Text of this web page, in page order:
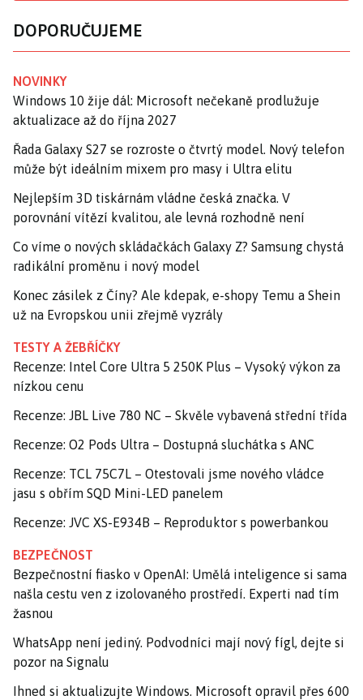
DOPORUČUJEME
NOVINKY
Windows 10 žije dál: Microsoft nečekaně prodlužuje
aktualizace až do října 2027
Řada Galaxy S27 se rozroste o čtvrtý model. Nový telefon
může být ideálním mixem pro masy i Ultra elitu
Nejlepším 3D tiskárnám vládne česká značka. V
porovnání vítězí kvalitou, ale levná rozhodně není
Co víme o nových skládačkách Galaxy Z? Samsung chystá
radikální proměnu i nový model
Konec zásilek z Číny? Ale kdepak, e-shopy Temu a Shein
už na Evropskou unii zřejmě vyzrály
TESTY A ŽEBŘÍČKY
Recenze: Intel Core Ultra 5 250K Plus – Vysoký výkon za
nízkou cenu
Recenze: JBL Live 780 NC – Skvěle vybavená střední třída
Recenze: O2 Pods Ultra – Dostupná sluchátka s ANC
Recenze: TCL 75C7L – Otestovali jsme nového vládce
jasu s obřím SQD Mini-LED panelem
Recenze: JVC XS-E934B – Reproduktor s powerbankou
BEZPEČNOST
Bezpečnostní fiasko v OpenAI: Umělá inteligence si sama
našla cestu ven z izolovaného prostředí. Experti nad tím
žasnou
WhatsApp není jediný. Podvodníci mají nový fígl, dejte si
pozor na Signalu
Ihned si aktualizujte Windows. Microsoft opravil přes 600